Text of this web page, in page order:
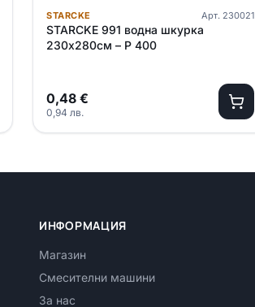
STARCKE Арт. 230021
STARCKE 991 водна шкурка
230х280см – P 400
0,48 €
0,94 лв.
ИНФОРМАЦИЯ
Магазин
Смесителни машини
За нас